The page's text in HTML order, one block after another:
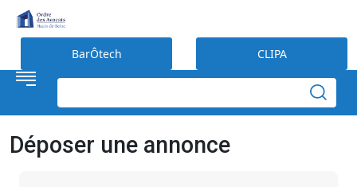
BarÔtech CLIPA
Déposer une annonce
Préférences en matière de cookies